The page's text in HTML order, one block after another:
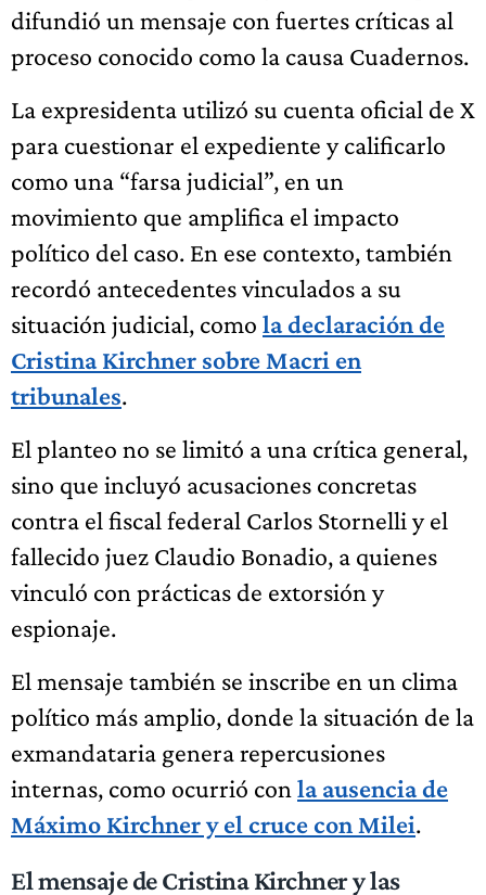
difundió un mensaje con fuertes críticas al
proceso conocido como la causa Cuadernos.
La expresidenta utilizó su cuenta oficial de X
para cuestionar el expediente y calificarlo
como una “farsa judicial”, en un
movimiento que amplifica el impacto
político del caso. En ese contexto, también
recordó antecedentes vinculados a su
situación judicial, como la declaración de
Cristina Kirchner sobre Macri en
tribunales.
El planteo no se limitó a una crítica general,
sino que incluyó acusaciones concretas
contra el fiscal federal Carlos Stornelli y el
fallecido juez Claudio Bonadio, a quienes
vinculó con prácticas de extorsión y
espionaje.
El mensaje también se inscribe en un clima
político más amplio, donde la situación de la
exmandataria genera repercusiones
internas, como ocurrió con la ausencia de
Máximo Kirchner y el cruce con Milei.
El mensaje de Cristina Kirchner y las